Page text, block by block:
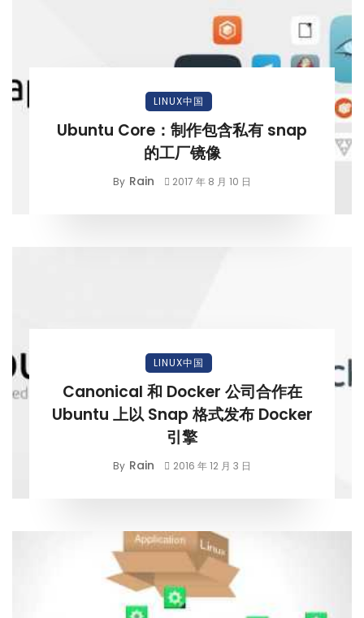
LINUX中国
Ubuntu Core：制作包含私有 snap
的工厂镜像
By Rain 2017 年 8 月 10 日
LINUX中国
Canonical 和 Docker 公司合作在
Ubuntu 上以 Snap 格式发布 Docker
引擎
By Rain 2016 年 12 月 3 日